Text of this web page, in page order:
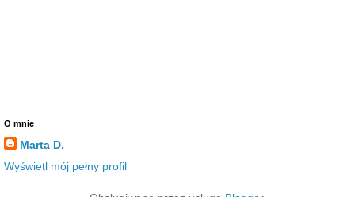
O mnie
Marta D.
Wyświetl mój pełny profil